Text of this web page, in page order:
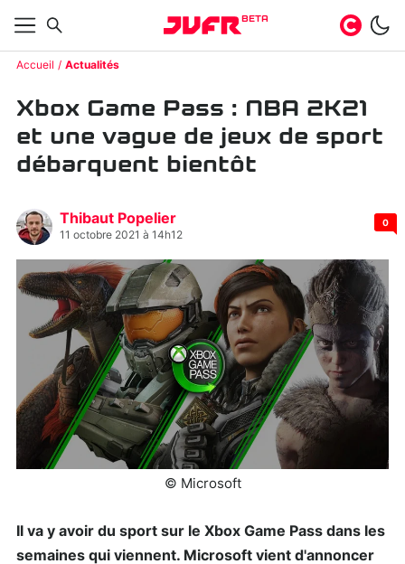
BETA
Accueil Actualités
Xbox Game Pass : NBA 2K21
et une vague de jeux de sport
débarquent bientôt
Thibaut Popelier
11 octobre 2021 à 14h12
0
© Microsoft
Il va y avoir du sport sur le Xbox Game Pass dans les
semaines qui viennent. Microsoft vient d'annoncer